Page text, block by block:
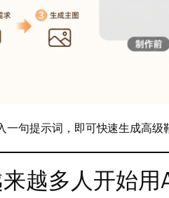
一句提示词，即可快速生成高级
越多人开始用